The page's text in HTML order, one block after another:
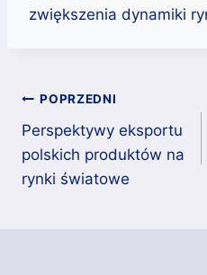
zwiększenia dynamiki
Nawigacja
wpisu
POPRZEDNI
Perspektywy eksportu
polskich produktów na
rynki światowe